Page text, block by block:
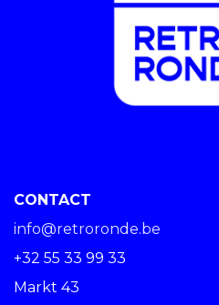
CONTACT
info@retroronde.be
+32 55 33 99 33
Markt 43